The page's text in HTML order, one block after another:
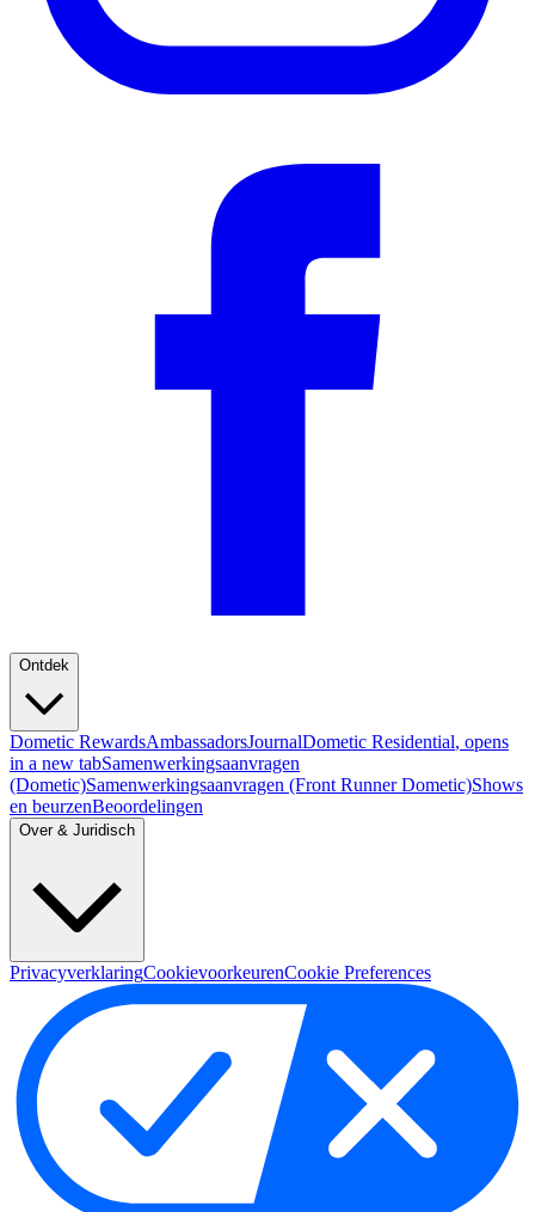
Ontdek
Dometic RewardsAmbassadorsJournalDometic Residential, opens
in a new tabSamenwerkingsaanvragen
(Dometic)Samenwerkingsaanvragen (Front Runner Dometic)Shows
en beurzenBeoordelingen
Over & Juridisch
PrivacyverklaringCookievoorkeurenCookie Preferences